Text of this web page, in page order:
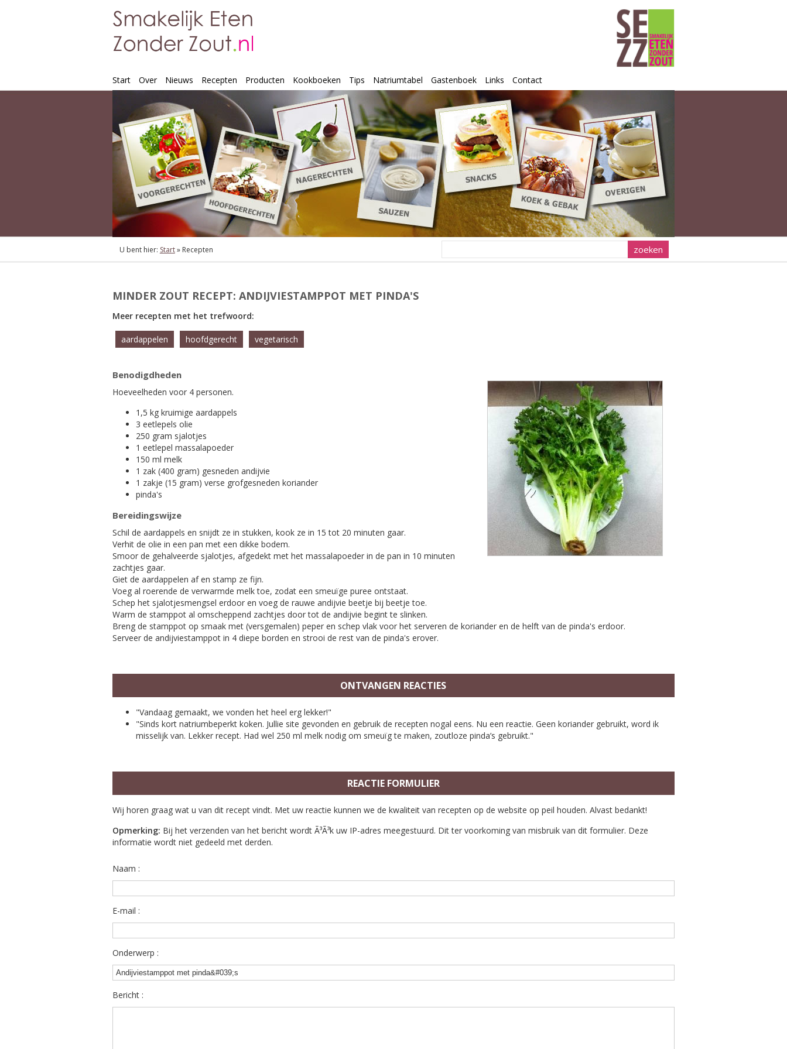
Start Over Nieuws Recepten Producten Kookboeken Tips Natriumtabel Gastenboek Links Contact
U bent hier: Start» Recepten
MINDER ZOUT RECEPT: ANDIJVIESTAMPPOT MET PINDA'S
Meer recepten met het trefwoord:
aardappelen hoofdgerecht vegetarisch
Benodigdheden
Hoeveelheden voor 4 personen.
1,5 kg kruimige aardappels
3 eetlepels olie
250 gram sjalotjes
1 eetlepel massalapoeder
150 ml melk
1 zak (400 gram) gesneden andijvie
1 zakje (15 gram) verse grofgesneden koriander
pinda's
Bereidingswijze
Schil de aardappels en snijdt ze in stukken, kook ze in 15 tot 20 minuten gaar.
Verhit de olie in een pan met een dikke bodem.
Smoor de gehalveerde sjalotjes, afgedekt met het massalapoeder in de pan in 10 minuten
zachtjes gaar.
Giet de aardappelen af en stamp ze fijn.
Voeg al roerende de verwarmde melk toe, zodat een smeuïge puree ontstaat.
Schep het sjalotjesmengsel erdoor en voeg de rauwe andijvie beetje bij beetje toe.
Warm de stamppot al omscheppend zachtjes door tot de andijvie begint te slinken.
Breng de stamppot op smaak met (versgemalen) peper en schep vlak voor het serveren de koriander en de helft van de pinda's erdoor.
Serveer de andijviestamppot in 4 diepe borden en strooi de rest van de pinda's erover.
ONTVANGEN REACTIES
"Vandaag gemaakt, we vonden het heel erg lekker!"
"Sinds kort natriumbeperkt koken. Jullie site gevonden en gebruik de recepten nogal eens. Nu een reactie. Geen koriander gebruikt, word ik
misselijk van. Lekker recept. Had wel 250 ml melk nodig om smeuïg te maken, zoutloze pinda’s gebruikt."
REACTIE FORMULIER
Wij horen graag wat u van dit recept vindt. Met uw reactie kunnen we de kwaliteit van recepten op de website op peil houden. Alvast bedankt!
Opmerking: Bij het verzenden van het bericht wordt Ã³Ã³k uw IP-adres meegestuurd. Dit ter voorkoming van misbruik van dit formulier. Deze
informatie wordt niet gedeeld met derden.
Naam :
E-mail :
Onderwerp :
Bericht :